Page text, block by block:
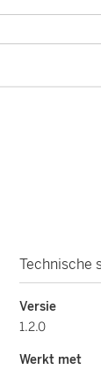
Technische
Versie
1.2.0
Werkt met